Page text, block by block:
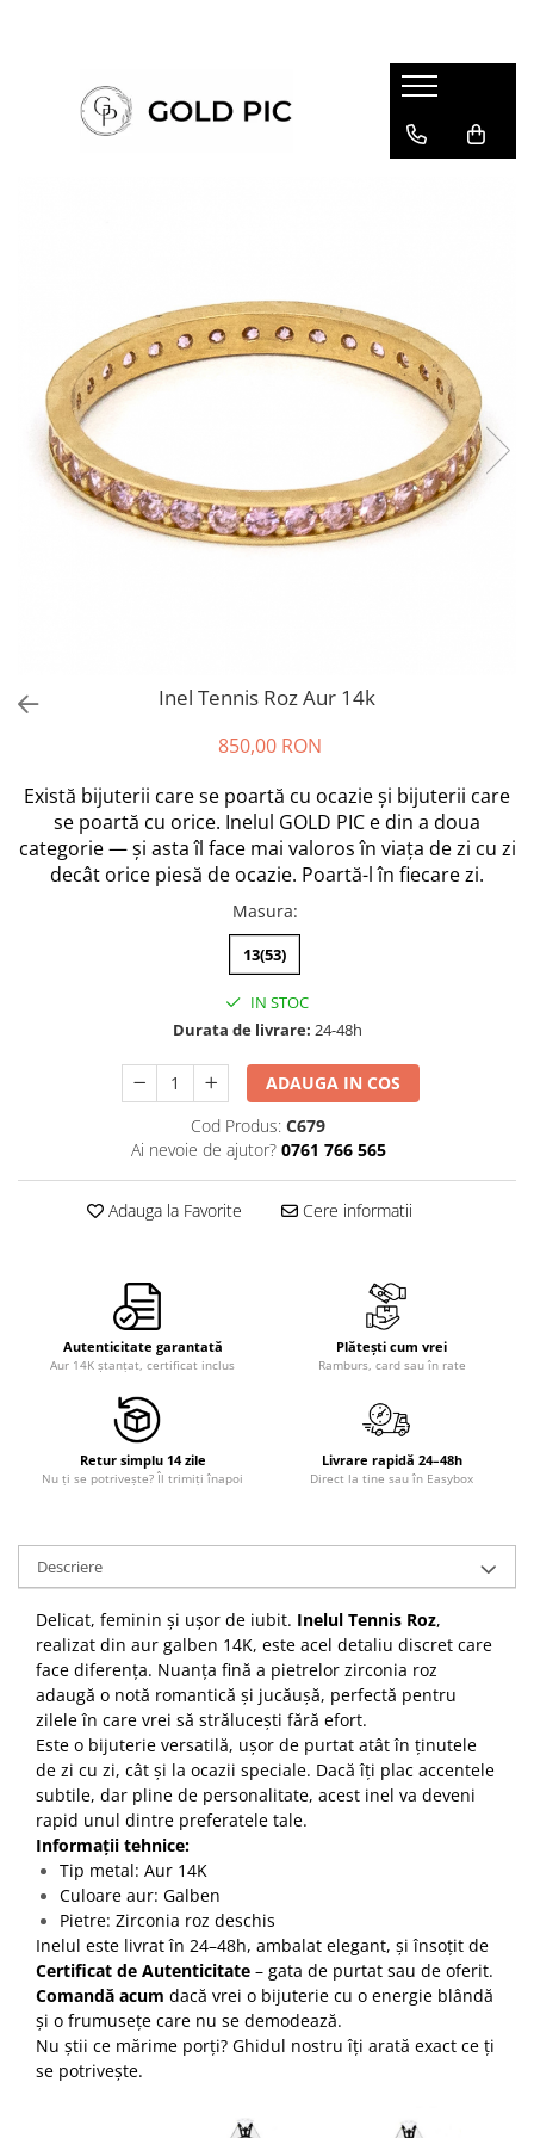
Inel Tennis Roz Aur 14k
850,00 RON
Există bijuterii care se poartă cu ocazie și bijuterii care
se poartă cu orice. Inelul GOLD PIC e din a doua
categorie — și asta îl face mai valoros în viața de zi cu zi
decât orice piesă de ocazie. Poartă-l în fiecare zi.
Masura:
13(53)
IN STOC
Durata de livrare: 24-48h
ADAUGA IN COS
Cod Produs: C679
Ai nevoie de ajutor? 0761 766 565
Adauga la Favorite Cere informatii
Autenticitate garantată
Aur 14K ștanțat, certificat inclus
Plătești cum vrei
Ramburs, card sau în rate
Retur simplu 14 zile
Nu ți se potrivește? Îl trimiți înapoi
Livrare rapidă 24–48h
Direct la tine sau în Easybox
Descriere
Delicat, feminin și ușor de iubit. Inelul Tennis Roz,
realizat din aur galben 14K, este acel detaliu discret care
face diferența. Nuanța fină a pietrelor zirconia roz
adaugă o notă romantică și jucăușă, perfectă pentru
zilele în care vrei să strălucești fără efort.
Este o bijuterie versatilă, ușor de purtat atât în ținutele
de zi cu zi, cât și la ocazii speciale. Dacă îți plac accentele
subtile, dar pline de personalitate, acest inel va deveni
rapid unul dintre preferatele tale.
Informații tehnice:
Tip metal: Aur 14K
Culoare aur: Galben
Pietre: Zirconia roz deschis
Inelul este livrat în 24–48h, ambalat elegant, și însoțit de
Certificat de Autenticitate – gata de purtat sau de oferit.
Comandă acum dacă vrei o bijuterie cu o energie blândă
și o frumusețe care nu se demodează.
Nu știi ce mărime porți? Ghidul nostru îți arată exact ce ți
se potrivește.